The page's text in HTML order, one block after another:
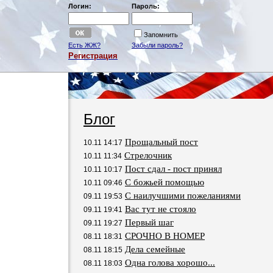
Логин: Пароль:
Запомнить
Есть ЖЖ?
Забыли пароль?
Регистрация
Блог
10.11 14:17 Прощальный пост
10.11 11:34 Стрелочник
10.11 10:17 Пост сдал - пост принял
10.11 09:46 С божьей помощью
09.11 19:53 С наилучшими пожеланиями
09.11 19:41 Вас тут не стояло
09.11 19:27 Первый шаг
08.11 18:31 СРОЧНО В НОМЕР
08.11 18:15 Дела семейные
08.11 18:03 Одна голова хорошо...